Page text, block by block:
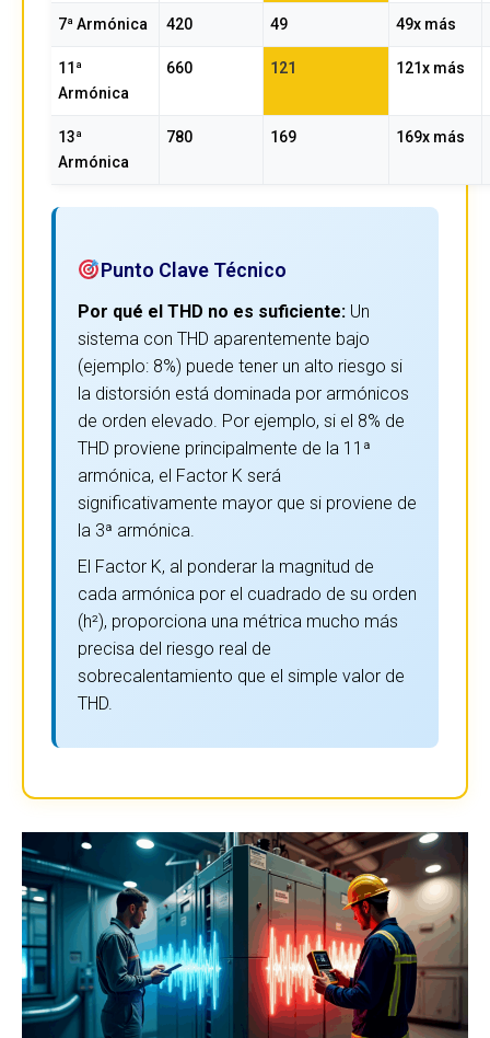
7ª Armónica 420 49 49x más
11ª
Armónica
660 121 121x más
13ª
Armónica
780 169 169x más
Punto Clave Técnico
Por qué el THD no es suficiente: Un
sistema con THD aparentemente bajo
(ejemplo: 8%) puede tener un alto riesgo si
la distorsión está dominada por armónicos
de orden elevado. Por ejemplo, si el 8% de
THD proviene principalmente de la 11ª
armónica, el Factor K será
significativamente mayor que si proviene de
la 3ª armónica.
El Factor K, al ponderar la magnitud de
cada armónica por el cuadrado de su orden
(h²), proporciona una métrica mucho más
precisa del riesgo real de
sobrecalentamiento que el simple valor de
THD.